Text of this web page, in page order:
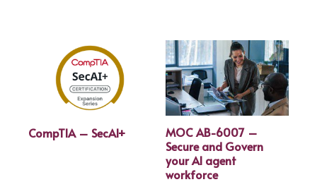
CompTIA – SecAI+
MOC AB-6007 –
Secure and Govern
your AI agent
workforce